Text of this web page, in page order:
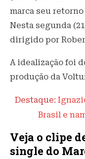
marca seu
Nesta segunda
dirigido por
A idealização foi
produção da
Destaque:
Brasil e
Veja o clipe
single do